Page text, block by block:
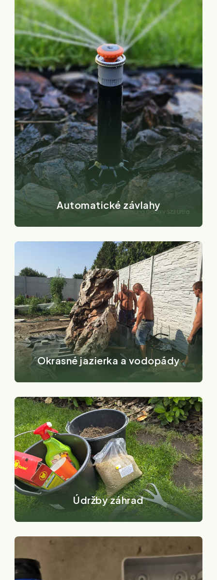
Automatické závlahy
Okrasné jazierka a vodopády
Údržby záhrad